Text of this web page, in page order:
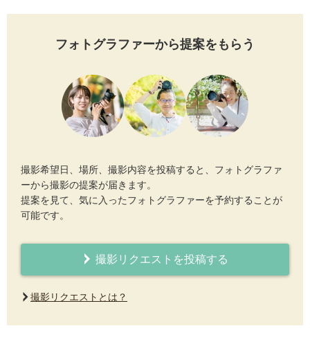
フォトグラファーから提案をもらう
撮影希望日、場所、撮影内容を投稿すると、フォトグラファ
ーから撮影の提案が届きます。
提案を見て、気に入ったフォトグラファーを予約することが
可能です。
撮影リクエストを投稿する
撮影リクエストとは？